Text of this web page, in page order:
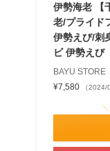
伊勢海老 【
老/プライド
伊勢えび/刺
ビ 伊勢えび
BAYU STORE
¥7,580
（